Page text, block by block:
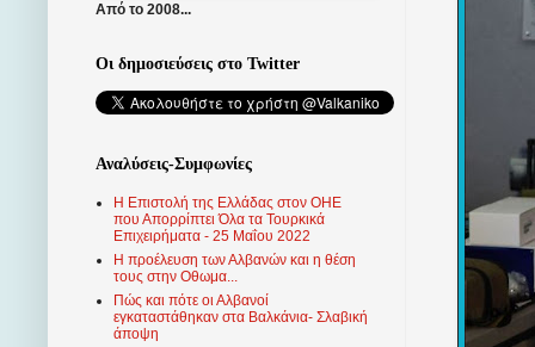
Από το 2008...
Οι δημοσιεύσεις στο Twitter
Αναλύσεις-Συμφωνίες
Η Επιστολή της Ελλάδας στον ΟΗΕ
που Απορρίπτει Όλα τα Τουρκικά
Επιχειρήματα - 25 Μαΐου 2022
Η προέλευση των Αλβανών και η θέση
τους στην Οθωμα...
Πώς και πότε οι Αλβανοί
εγκαταστάθηκαν στα Βαλκάνια- Σλαβική
άποψη